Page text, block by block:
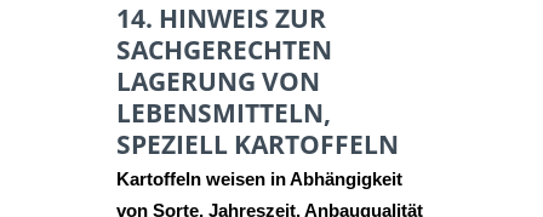
14. HINWEIS ZUR
SACHGERECHTEN
LAGERUNG VON
LEBENSMITTELN,
SPEZIELL KARTOFFELN
Kartoffeln weisen in Abhängigkeit
von Sorte, Jahreszeit, Anbauqualität